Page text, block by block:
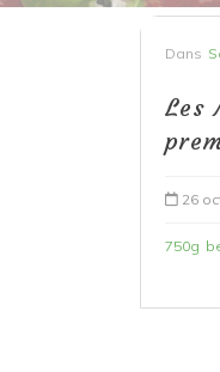
Dans
Les
26
750g